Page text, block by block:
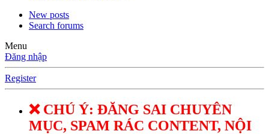
New posts
Search forums
Menu
Đăng nhập
Register
❌ CHÚ Ý: ĐĂNG SAI CHUYÊN
MỤC, SPAM RÁC CONTENT, NỘI